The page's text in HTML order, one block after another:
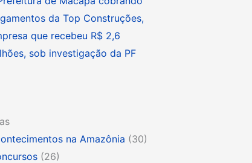
da Top Construções,
que recebeu R$ 2,6
sob investigação da PF
na Amazônia (30)
(26)